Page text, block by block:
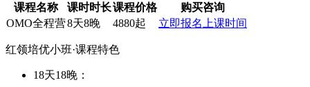
课程名称
课时时长课程价格
购买咨询
OMO全程营8天8晚 4880起 立即报名 上课时间
红领培优小班·课程特色
18天18晚：